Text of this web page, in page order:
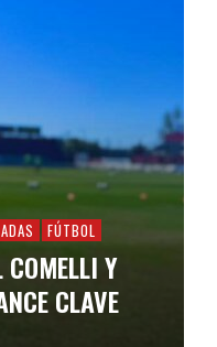
FÚTBOL
COMELLI Y
CLAVE